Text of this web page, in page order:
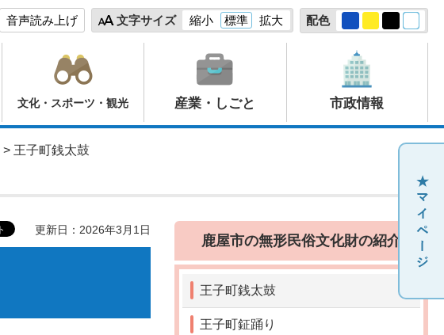
音声読み上げ 文字サイズ 縮小 標準 拡大 配色
文化・スポーツ・観光 産業・しごと 市政情報
> 王子町銭太鼓
更新日：2026年3月1日
鹿屋市の無形民俗文化財の紹介
王子町銭太鼓
王子町鉦踊り